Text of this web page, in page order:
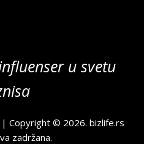
u svetu
| Copyright © 2026.bizlife.rs
zadržana.